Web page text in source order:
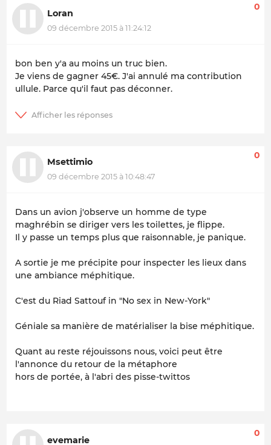
Loran
09 décembre 2015 à 11:24:12
0
bon ben y'a au moins un truc bien.
Je viens de gagner 45€. J'ai annulé ma contribution
ullule. Parce qu'il faut pas déconner.
Msettimio
09 décembre 2015 à 10:48:47
0
Dans un avion j'observe un homme de type
maghrébin se diriger vers les toilettes, je flippe.
Il y passe un temps plus que raisonnable, je panique.
A sortie je me précipite pour inspecter les lieux dans
une ambiance méphitique.
C'est du Riad Sattouf in "No sex in New-York"
Géniale sa manière de matérialiser la bise méphitique.
Quant au reste réjouissons nous, voici peut être
l'annonce du retour de la métaphore
hors de portée, à l'abri des pisse-twittos
evemarie
0